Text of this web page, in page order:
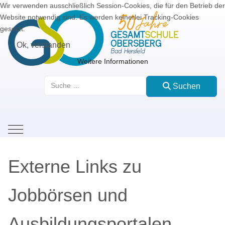
Suchen
Mobile Menu Toggle
Externe Links zu
Jobbörsen und
Wir verwenden ausschließlich Session-Cookies, die für den Betrieb der
Website notwendig sind. Es werden keinerlei Tracking-Cookies
gesetzt.
Ok, verstanden
Weitere Informationen